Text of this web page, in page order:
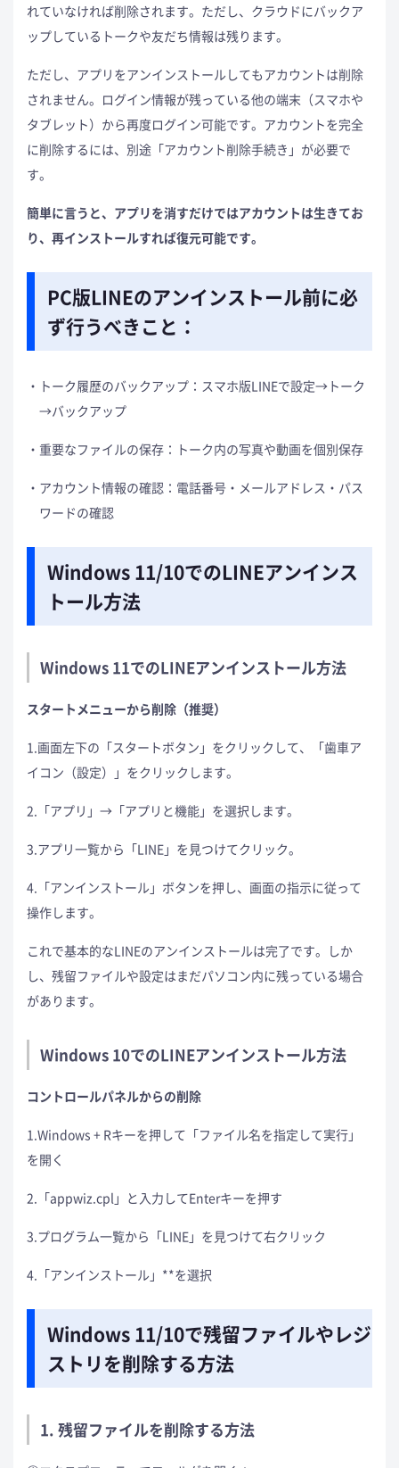
れていなければ削除されます。ただし、クラウドにバックア
ップしているトークや友だち情報は残ります。
ただし、アプリをアンインストールしてもアカウントは削除
されません。ログイン情報が残っている他の端末（スマホや
タブレット）から再度ログイン可能です。アカウントを完全
に削除するには、別途「アカウント削除手続き」が必要で
す。
簡単に言うと、アプリを消すだけではアカウントは生きてお
り、再インストールすれば復元可能です。
PC版LINEのアンインストール前に必
ず行うべきこと：
トーク履歴のバックアップ：スマホ版LINEで設定→トーク
→バックアップ
重要なファイルの保存：トーク内の写真や動画を個別保存
アカウント情報の確認：電話番号・メールアドレス・パス
ワードの確認
Windows 11/10でのLINEアンインス
トール方法
Windows 11でのLINEアンインストール方法
スタートメニューから削除（推奨）
1.画面左下の「スタートボタン」をクリックして、「歯車ア
イコン（設定）」をクリックします。
2.「アプリ」→「アプリと機能」を選択します。
3.アプリ一覧から「LINE」を見つけてクリック。
4.「アンインストール」ボタンを押し、画面の指示に従って
操作します。
これで基本的なLINEのアンインストールは完了です。しか
し、残留ファイルや設定はまだパソコン内に残っている場合
があります。
Windows 10でのLINEアンインストール方法
コントロールパネルからの削除
1.Windows + Rキーを押して「ファイル名を指定して実行」
を開く
2.「appwiz.cpl」と入力してEnterキーを押す
3.プログラム一覧から「LINE」を見つけて右クリック
4.「アンインストール」**を選択
Windows 11/10で残留ファイルやレジ
ストリを削除する方法
1. 残留ファイルを削除する方法